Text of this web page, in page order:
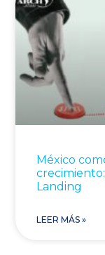
México
Landing
LEER MÁS »